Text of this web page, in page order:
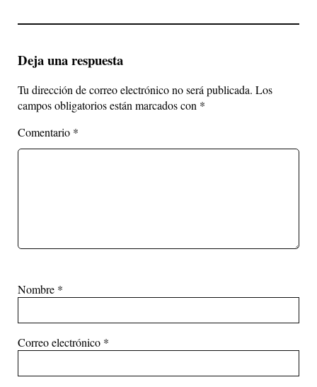
Deja una respuesta
Tu dirección de correo electrónico no será publicada. Los
campos obligatorios están marcados con *
Comentario *
Nombre *
Correo electrónico *